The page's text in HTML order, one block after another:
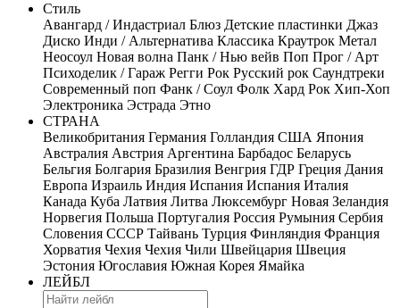
Стиль
Авангард / Индастриал Блюз Детские пластинки Джаз
Диско Инди / Альтернатива Классика Краутрок Метал
Неосоул Новая волна Панк / Нью вейв Поп Прог / Арт
Психоделик / Гараж Регги Рок Русский рок Саундтреки
Современный поп Фанк / Соул Фолк Хард Рок Хип-Хоп
Электроника Эстрада Этно
СТРАНА
Великобритания Германия Голландия США Япония
Австралия Австрия Аргентина Барбадос Беларусь
Бельгия Болгария Бразилия Венгрия ГДР Греция Дания
Европа Израиль Индия Испания Испания Италия
Канада Куба Латвия Литва Люксембург Новая Зеландия
Норвегия Польша Португалия Россия Румыния Сербия
Словения СССР Тайвань Турция Финляндия Франция
Хорватия Чехия Чехия Чили Швейцария Швеция
Эстония Югославия Южная Корея Ямайка
ЛЕЙБЛ